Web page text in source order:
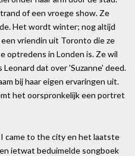
of een vroege show. Ze
Het wordt winter; nog altijd
vriendin uit Toronto die ze
optredens in Londen is. Ze wil
dat over 'Suzanne' deed.
bij haar eigen ervaringen uit.
het oorspronkelijk een portret
came to the city en het laatste
ietwat beduimelde songboek